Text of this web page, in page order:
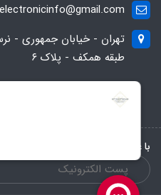
تهران - خیابان جمهوری -
طبقه همکف - پلاک ۶
با عضویت در خبرنامه، از تخفیف‌ها